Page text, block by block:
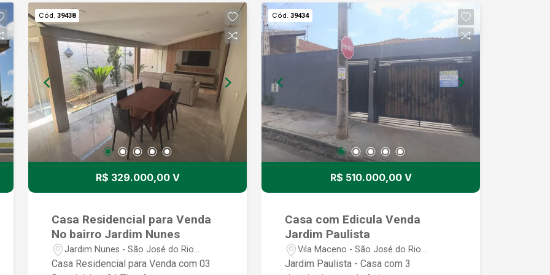
Cód. 39438
R$ 329.000,00 V
Casa Residencial para Venda
No bairro Jardim Nunes
Jardim Nunes - São José do Rio
Preto/SP
Casa Residencial para Venda com 03
Cód. 39434
R$ 510.000,00 V
Casa com Edicula Venda
Jardim Paulista
Vila Maceno - São José do Rio
Preto/SP
Jardim Paulista - Casa com 3